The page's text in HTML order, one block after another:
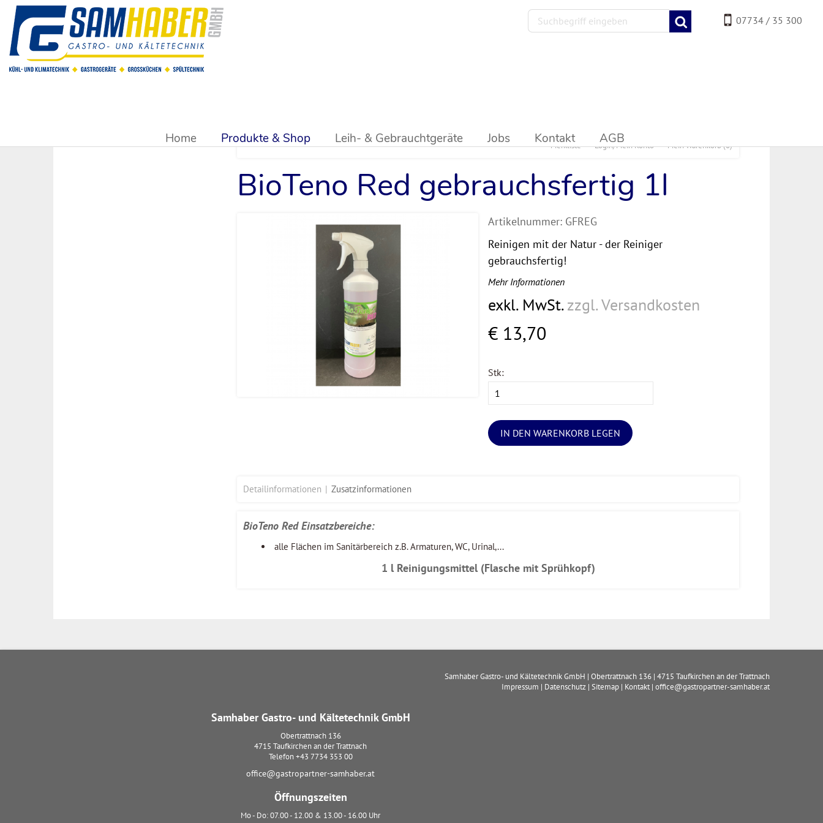
07734 / 35 300
Home Produkte & Shop Leih- & Gebrauchtgeräte Jobs Kontakt AGB Mein Warenkorb(0)
Login/Mein Konto
Merkliste
BioTeno Red gebrauchsfertig 1l
Artikelnummer: GFREG
Reinigen mit der Natur - der Reiniger
gebrauchsfertig!
Mehr Informationen
exkl. MwSt.zzgl. Versandkosten
€ 13,70
Stk:
IN DEN WARENKORB LEGEN
Detailinformationen Zusatzinformationen
BioTeno Red Einsatzbereiche:
alle Flächen im Sanitärbereich z.B. Armaturen, WC, Urinal,...
1 l Reinigungsmittel (Flasche mit Sprühkopf)
Samhaber Gastro- und Kältetechnik GmbH | Obertrattnach 136 | 4715 Taufkirchen an der Trattnach
Impressum | Datenschutz | Sitemap | Kontakt | office@gastropartner-samhaber.at
Samhaber Gastro- und Kältetechnik GmbH
Obertrattnach 136
4715 Taufkirchen an der Trattnach
Telefon +43 7734 353 00
office@gastropartner-samhaber.at
Öffnungszeiten
Mo - Do: 07.00 - 12.00 & 13.00 - 16.00 Uhr